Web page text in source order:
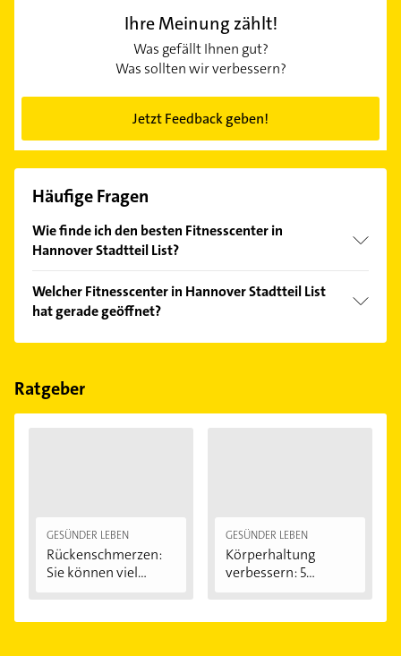
Ihre Meinung zählt!
Was gefällt Ihnen gut?
Was sollten wir verbessern?
Jetzt Feedback geben!
Häufige Fragen
Wie finde ich den besten Fitnesscenter in
Hannover Stadtteil List?
Kundenmeinungen und profitieren Sie von den
Empfehlungen. Die Suchergebnisse können Sie sich
einfach nachBewertungensortiert anzeigen lassen.
Welcher Fitnesscenter in Hannover Stadtteil List
hat gerade geöffnet?
Im Anbieter-Bereich finden Sie alleÖffnungszeiten.
Feiertagen abweichen können.
Ratgeber
GESÜNDER LEBEN
Rückenschmerzen:
Sie können viel...
GESÜNDER LEBEN
Körperhaltung
verbessern: 5